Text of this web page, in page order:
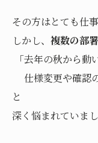
その方はとても仕
しかし、 複数の部
「去年の秋から動
仕様変更や確認
と
深く悩まれていまし